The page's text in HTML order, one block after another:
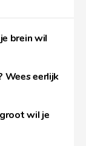
brein wil
Wees eerlijk
wil je